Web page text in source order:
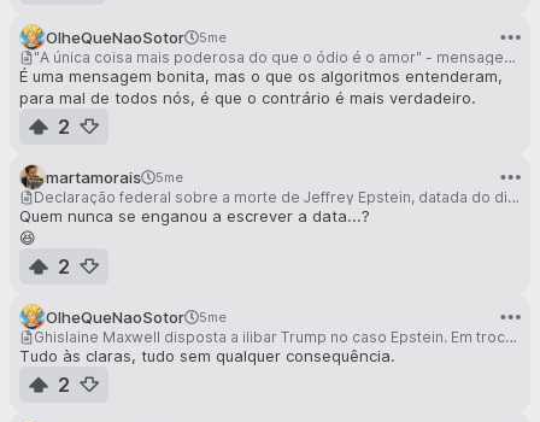
OlheQueNaoSotor 5me
"A única coisa mais poderosa do que o ódio é o amor" - mensagem no intervalo da Super Bowl
É uma mensagem bonita, mas o que os algoritmos entenderam,
para mal de todos nós, é que o contrário é mais verdadeiro.
2
martamorais 5me
Declaração federal sobre a morte de Jeffrey Epstein, datada do dia anterior à sua morte, quando foi encontrado na sua cela
Quem nunca se enganou a escrever a data...?
😆
2
OlheQueNaoSotor 5me
Ghislaine Maxwell disposta a ilibar Trump no caso Epstein. Em troca pede um perdão presidencial
Tudo às claras, tudo sem qualquer consequência.
2